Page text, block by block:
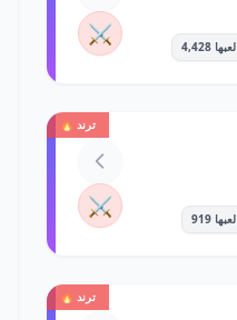
4,428
⚔️
ترند 🔥
919
⚔️
ترند 🔥